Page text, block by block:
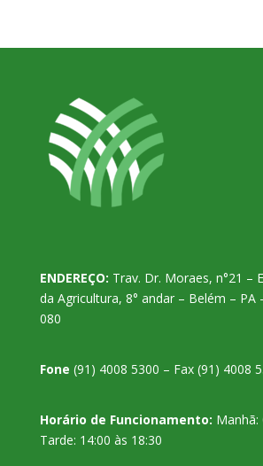
ENDEREÇO: Trav. Dr. Moraes, n°21 –
da Agricultura, 8° andar – Belém – PA
080
Fone (91) 4008 5300 – Fax (91) 4008
Horário de Funcionamento: Manhã:
Tarde: 14:00 às 18:30